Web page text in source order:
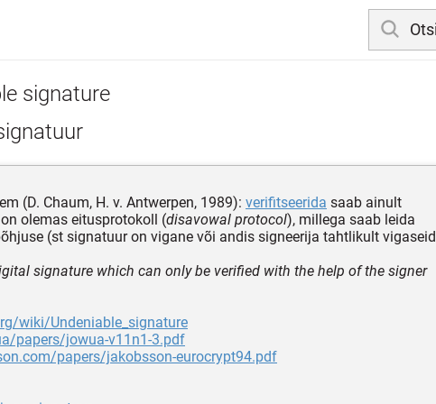
signature
(D. Chaum, H. v. Antwerpen, 1989): verifitseerida saab ainult
olemas eitusprotokoll (disavowal protocol), millega saab leida
(st signatuur on vigane või andis signeerija tahtlikult vigaseid
signature which can only be verified with the help of the signer
wiki/Undeniable_signature
papers/jowua-v11n1-3.pdf
papers/jakobsson-eurocrypt94.pdf